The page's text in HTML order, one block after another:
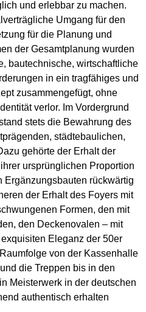
und erlebbar zu machen.
Umgang für den
für die Planung und
der Gesamtplanung wurden
bautechnische, wirtschaftliche
in ein tragfähiges und
zusammengefügt, ohne
verlor. Im Vordergrund
stets die Bewahrung des
städtebaulichen,
gehörte der Erhalt der
ursprünglichen Proportion
Ergänzungsbauten rückwärtig
der Erhalt des Foyers mit
Formen, den mit
den Deckenovalen – mit
Eleganz der 50er
von der Kassenhalle
die Treppen bis in den
Meisterwerk in der deutschen
authentisch erhalten